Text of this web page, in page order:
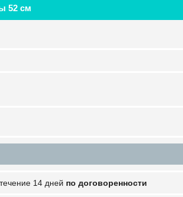
52 см
14 дней по договоренности